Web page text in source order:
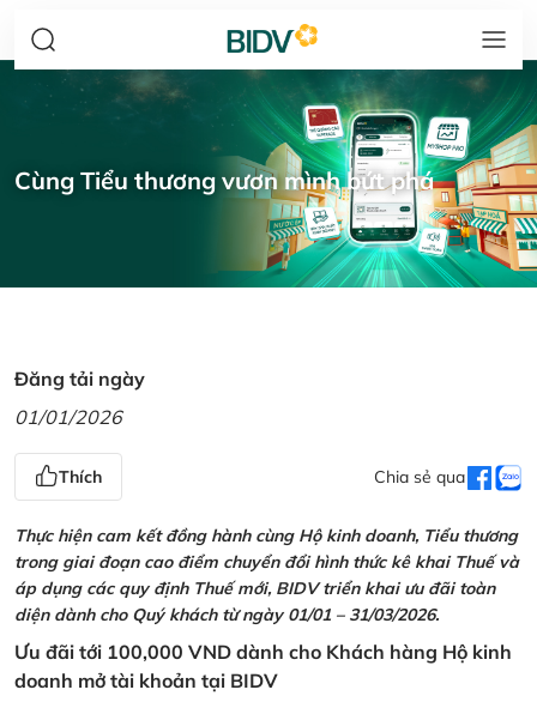
Cùng Tiểu thương vươn mình bứt phá
Đăng tải ngày
01/01/2026
Thích Chia sẻ qua
Thực hiện cam kết đồng hành cùng Hộ kinh doanh, Tiểu thương
trong giai đoạn cao điểm chuyển đổi hình thức kê khai Thuế và
áp dụng các quy định Thuế mới, BIDV triển khai ưu đãi toàn
diện dành cho Quý khách từ ngày 01/01 – 31/03/2026.
Ưu đãi tới 100,000 VND dành cho Khách hàng Hộ kinh
doanh mở tài khoản tại BIDV